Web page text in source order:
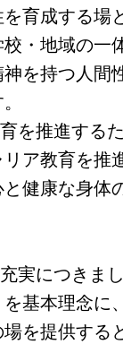
育成する場
・地域の一
を持つ人間
を推進する
ア教育を推
健康な身体
実につきま
基本理念に
を提供する